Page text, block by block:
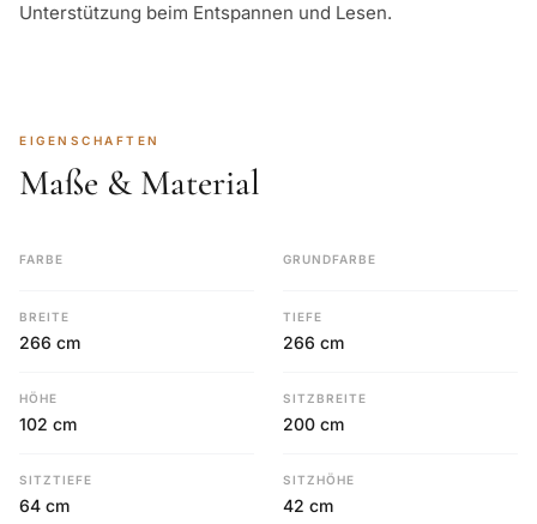
Unterstützung beim Entspannen und Lesen.
EIGENSCHAFTEN
Maße & Material
FARBE GRUNDFARBE
BREITE
266 cm
TIEFE
266 cm
HÖHE
102 cm
SITZBREITE
200 cm
SITZTIEFE
64 cm
SITZHÖHE
42 cm